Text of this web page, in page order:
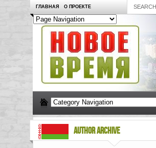
ГЛАВНАЯ О ПРОЕКТЕ
AUTHOR ARCHIVE